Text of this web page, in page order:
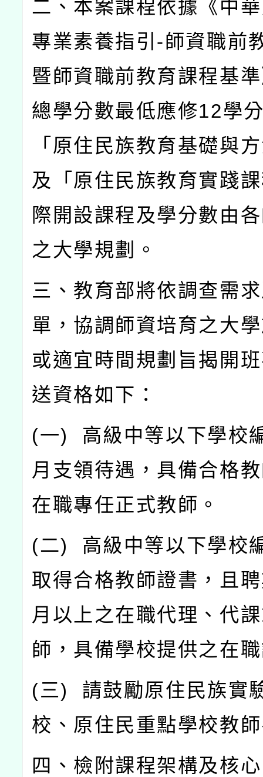
二、本案課程依據《中
專業素養指引 -師資職前
暨師資職前教育課程基
總學分數最低應修12學
「原住民族教育基礎與
及「原住民族教育實踐
際開設課程及學分數由
之大學規劃。
三、教育部將依調查需
單，協調師資培育之大
或適宜時間規劃旨揭開
送資格如下：
(一) 高級中等以下學校
月支領待遇，具備合格
在職專任正式教師。
(二) 高級中等以下學校
取得合格教師證書，且
月以上之在職代理、代
師，具備學校提供之在
(三) 請鼓勵原住民族實
校、原住民重點學校教
四、檢附課程架構及核